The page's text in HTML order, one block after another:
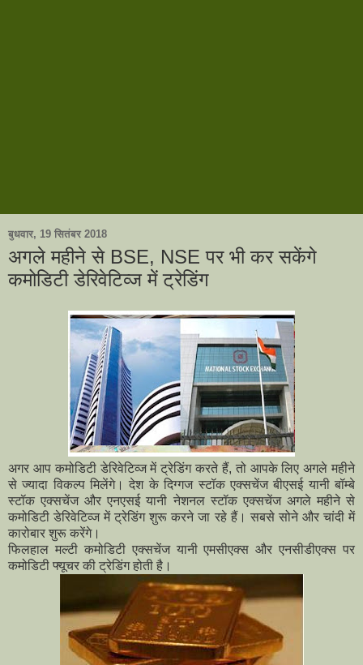
बुधवार, 19 सितंबर 2018
अगले महीने से BSE, NSE पर भी कर सकेंगे
कमोडिटी डेरिवेटिव्ज में ट्रेडिंग
अगर आप कमोडिटी डेरिवेटिव्ज में ट्रेडिंग करते हैं, तो आपके लिए अगले महीने
से ज्यादा विकल्प मिलेंगे। देश के दिग्गज स्टॉक एक्सचेंज बीएसई यानी बॉम्बे
स्टॉक एक्सचेंज और एनएसई यानी नेशनल स्टॉक एक्सचेंज अगले महीने से
कमोडिटी डेरिवेटिव्ज में ट्रेडिंग शुरू करने जा रहे हैं। सबसे सोने और चांदी में
कारोबार शुरू करेंगे।
फिलहाल मल्टी कमोडिटी एक्सचेंज यानी एमसीएक्स और एनसीडीएक्स पर
कमोडिटी फ्यूचर की ट्रेडिंग होती है।